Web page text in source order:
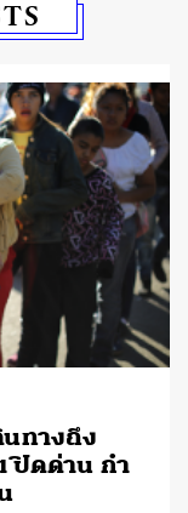
ทางถึง
ปิดด่าน กำ